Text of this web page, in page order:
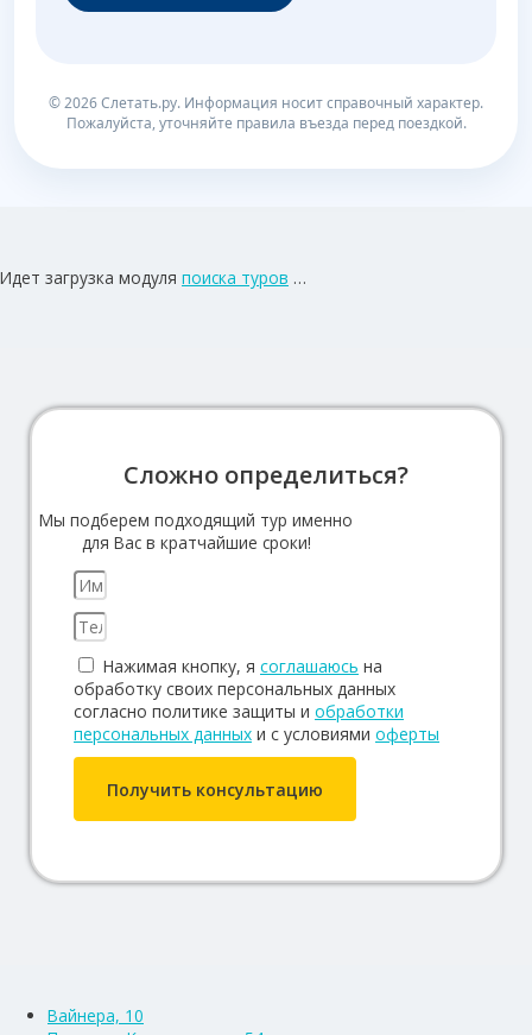
© 2026 Слетать.ру. Информация носит справочный характер.
Пожалуйста, уточняйте правила въезда перед поездкой.
Идет загрузка модуля поиска туров …
Сложно определиться?
Мы подберем подходящий тур именно
для Вас в кратчайшие сроки!
Нажимая кнопку, я соглашаюсь на
обработку своих персональных данных
согласно политике защиты и обработки
персональных данных и с условиями оферты
Получить консультацию
Вайнера, 10